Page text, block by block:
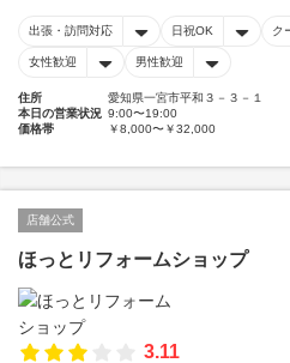
出張・訪問対応 日祝OK ク
女性歓迎 男性歓迎
住所
愛知県一宮市平和３－３－１
本日の営業状況 9:00〜19:00
価格帯
￥8,000〜￥32,000
店舗公式
ほっとリフォームショップ
3.11